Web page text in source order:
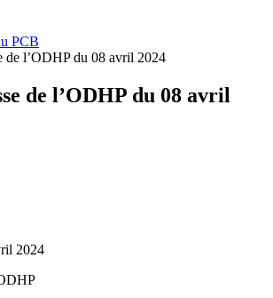
PCB
de l’ODHP du 08 avril 2024
de l’ODHP du 08 avril
2024